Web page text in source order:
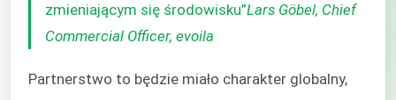
zmieniającym się środowisku”Lars Göbel, Chief
Commercial Officer, evoila
Partnerstwo to będzie miało charakter globalny,